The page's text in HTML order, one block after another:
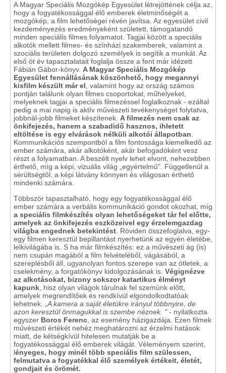
A Magyar Speciális Mozgókép Egyesület létrejöttének célja az,
hogy a fogyatékossággal élő emberek életminőségét a
mozgókép, a film lehetőségei révén javítsa. Az egyesület civil
kezdeményezés eredményeként született, támogatandó
minden speciális filmes folyamatot. Tagjai között a speciális
alkotók mellett filmes- és színházi szakemberek, valamint a
szociális területen dolgozó személyek is segítik a munkát. Az
első öt év tapasztalatait foglalja össze a fent már idézett
Fábián Gábor-könyv. A Magyar Speciális Mozgókép
Egyesület fennállásának köszönhető, hogy megannyi
kisfilm készült már el , valamint hogy az ország számos
pontján találunk olyan filmes csoportokat, műhelyeket,
melyeknek tagjai a speciális filmezéssel foglalkoznak - ezáltal
pedig a mai napig is aktív művészeti tevékenységet folytatva,
jobbnál-jobb filmeket készítenek. A filmezés nem csak az
önkifejezés, hanem a szabadidő hasznos, ihletett
eltöltése is egy elvárások nélküli alkotói állapotban
Kommunikációs szempontból a film fontossága kiemelkedő az
ember számára, akár alkotóként, akár befogadóként vesz
részt a folyamatban. A beszélt nyelv lehet elvont, nehezebben
érthető, míg a képi, vizuális világ „egyértelmű". Függetlenül a
sérültségtől, a képi látvány könnyen és világosan érthető
mindenki számára.
Többször tapasztalható, hogy egy fogyatékossággal élő
ember számára a verbális kommunikáció gondot okozhat, míg
a speciális filmkészítés olyan lehetőségeket tár fel előtte,
amelyek az önkifejezés eszközeivel egy érzelemgazdag
világba engednek betekintést . Röviden összefoglalva, egy-
egy filmen keresztül bepillantást nyerhetünk az egyén életébe,
lelkivilágába is. S ha már filmkészítés: ez a művészeti ág (is)
nem csupán magából a film felvételéből, vágásából, a
szereplésből áll, ugyanolyan fontos szerepe van az ötletek, a
cselekmény, a forgatókönyv kidolgozásának is. Végignézve
az alkotásokat, bizony sokszor katartikus élményt
kapunk , hisz olyan világok tárulnak fel szemünk előtt,
amelyek megrendítőek és rendkívül elgondolkodtatóak
lehetnek. „ A kamera a saját életükre irányul többnyire, de
azon keresztül önmagukkal is szembe néznek. "- nyilatkozta
egyszer Boros Ferenc , az esemény házigazdája. Ezen filmek
művészeti értékét nehéz meghatározni az érzelmi hatások
miatt, de kétségkívül hitelesen mutatják be a
fogyatékossággal élő emberek világát. Véleményem szerint,
lényeges, hogy minél több speciális film szülessen,
felmutatva a fogyatékkal élő személyek értékeit, életét,
gondjait és örömét.